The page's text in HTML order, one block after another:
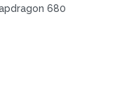
680